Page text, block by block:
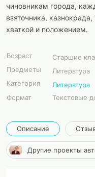
чиновникам города,
взяточника,
хваткой и положением.
Возраст
Старшие
Предметы
Литература
Категория
Литература
Формат
Текстовые
Описание
Другие проекты